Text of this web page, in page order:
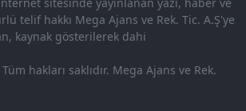
sitesinde yayınlanan yazı, haber ve
telif hakkı Mega Ajans ve Rek. Tic. A.Ş'ye
kaynak gösterilerek dahi
hakları saklıdır. Mega Ajans ve Rek.